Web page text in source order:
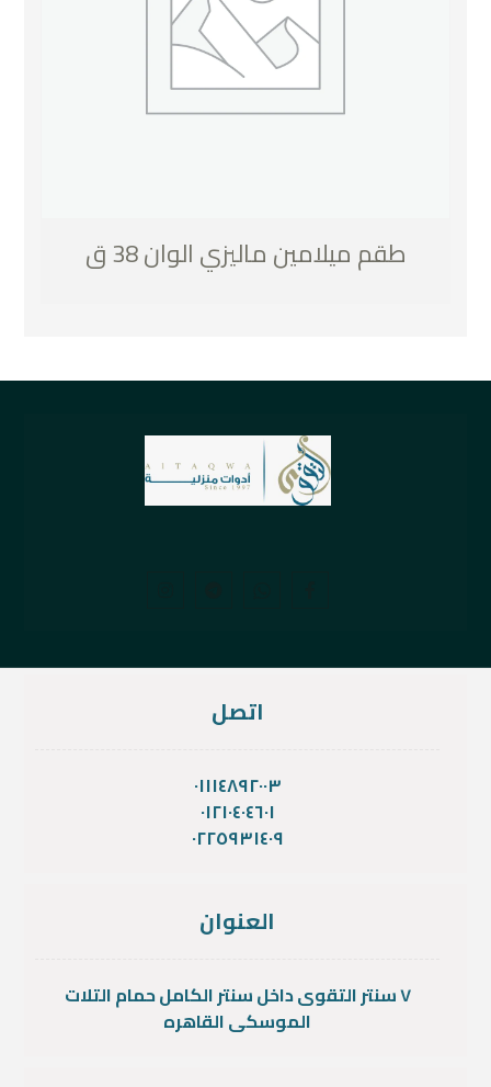
طقم ميلامين ماليزي الوان 38 ق
اتصل
٠١١١٤٨٩٢٠٠٣
٠١٢١٠٤٠٤٦٠١
٠٢٢٥٩٣١٤٠٩
العنوان
٧ سنتر التقوى داخل سنتر الكامل حمام التلات
الموسكى القاهره